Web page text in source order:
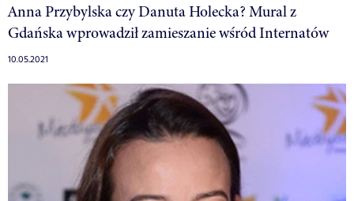
Anna Przybylska czy Danuta Holecka? Mural z
Gdańska wprowadził zamieszanie wśród Internatów
10.05.2021